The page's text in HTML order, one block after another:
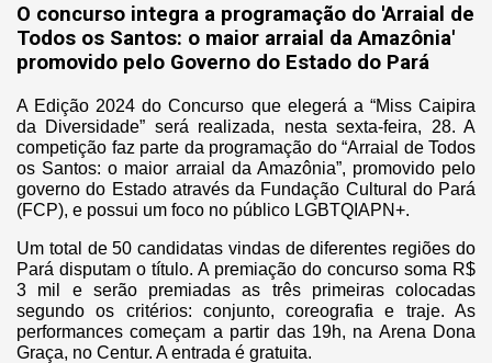
O concurso integra a programação do 'Arraial de
Todos os Santos: o maior arraial da Amazônia'
promovido pelo Governo do Estado do Pará
A Edição 2024 do Concurso que elegerá a “Miss Caipira
da Diversidade” será realizada, nesta sexta-feira, 28. A
competição faz parte da programação do “Arraial de Todos
os Santos: o maior arraial da Amazônia”, promovido pelo
governo do Estado através da Fundação Cultural do Pará
(FCP), e possui um foco no público LGBTQIAPN+.
Um total de 50 candidatas vindas de diferentes regiões do
Pará disputam o título. A premiação do concurso soma R$
3 mil e serão premiadas as três primeiras colocadas
segundo os critérios: conjunto, coreografia e traje. As
performances começam a partir das 19h, na Arena Dona
Graça, no Centur. A entrada é gratuita.